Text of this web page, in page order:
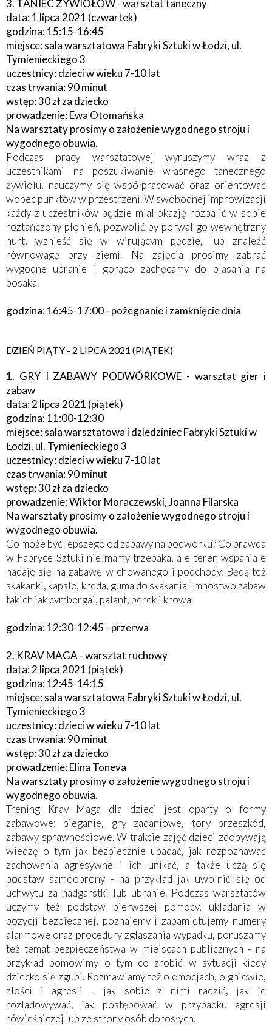
3. TANIEC ŻYWIOŁÓW - warsztat taneczny
data: 1 lipca 2021 (czwartek)
godzina: 15:15-16:45
miejsce: sala warsztatowa Fabryki Sztuki w Łodzi, ul.
Tymienieckiego 3
uczestnicy: dzieci w wieku 7-10 lat
czas trwania: 90 minut
wstęp: 30 zł za dziecko
prowadzenie: Ewa Otomańska
Na warsztaty prosimy o założenie wygodnego stroju i
wygodnego obuwia.
Podczas pracy warsztatowej wyruszymy wraz z
uczestnikami na poszukiwanie własnego tanecznego
żywiołu, nauczymy się współpracować oraz orientować
wobec punktów w przestrzeni. W swobodnej improwizacji
każdy z uczestników będzie miał okazję rozpalić w sobie
roztańczony płonień, pozwolić by porwał go wewnętrzny
nurt, wznieść się w wirującym pędzie, lub znaleźć
równowagę przy ziemi. Na zajęcia prosimy zabrać
wygodne ubranie i gorąco zachęcamy do pląsania na
bosaka.
godzina: 16:45-17:00 - pożegnanie i zamknięcie dnia
DZIEŃ PIĄTY - 2 LIPCA 2021 (PIĄTEK)
1. GRY I ZABAWY PODWÓRKOWE - warsztat gier i
zabaw
data: 2 lipca 2021 (piątek)
godzina: 11:00-12:30
miejsce: sala warsztatowa i dziedziniec Fabryki Sztuki w
Łodzi, ul. Tymienieckiego 3
uczestnicy: dzieci w wieku 7-10 lat
czas trwania: 90 minut
wstęp: 30 zł za dziecko
prowadzenie: Wiktor Moraczewski, Joanna Filarska
Na warsztaty prosimy o założenie wygodnego stroju i
wygodnego obuwia.
Co może być lepszego od zabawy na podwórku? Co prawda
w Fabryce Sztuki nie mamy trzepaka, ale teren wspaniale
nadaje się na zabawę w chowanego i podchody. Będą też
skakanki, kapsle, kreda, guma do skakania i mnóstwo zabaw
takich jak cymbergaj, palant, berek i krowa.
godzina: 12:30-12:45 - przerwa
2. KRAV MAGA - warsztat ruchowy
data: 2 lipca 2021 (piątek)
godzina: 12:45-14:15
miejsce: sala warsztatowa Fabryki Sztuki w Łodzi, ul.
Tymienieckiego 3
uczestnicy: dzieci w wieku 7-10 lat
czas trwania: 90 minut
wstęp: 30 zł za dziecko
prowadzenie: Elina Toneva
Na warsztaty prosimy o założenie wygodnego stroju i
wygodnego obuwia.
Trening Krav Maga dla dzieci jest oparty o formy
zabawowe: bieganie, gry zadaniowe, tory przeszkód,
zabawy sprawnościowe. W trakcie zajęć dzieci zdobywają
wiedzę o tym jak bezpiecznie upadać, jak rozpoznawać
zachowania agresywne i ich unikać, a także uczą się
podstaw samoobrony - na przykład jak uwolnić się od
uchwytu za nadgarstki lub ubranie. Podczas warsztatów
uczymy też podstaw pierwszej pomocy, układania w
pozycji bezpiecznej, poznajemy i zapamiętujemy numery
alarmowe oraz procedury zgłaszania wypadku, poruszamy
też temat bezpieczeństwa w miejscach publicznych - na
przykład pomówimy o tym co zrobić w sytuacji kiedy
dziecko się zgubi. Rozmawiamy też o emocjach, o gniewie,
złości i agresji - jak sobie z nimi radzić, jak je
rozładowywać, jak postępować w przypadku agresji
rówieśniczej lub ze strony osób dorosłych.